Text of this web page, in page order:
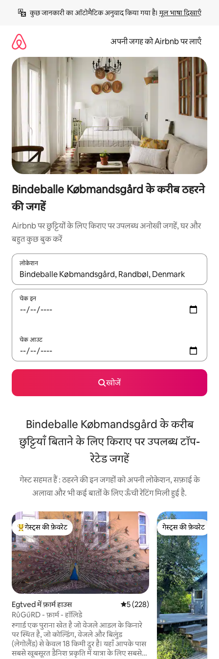
छोड़कर
कॉन्टेंट
कुछ जानकारी का ऑटोमैटिक अनुवाद किया गया है। मूल भाषा दिखाएँ
अपनी जगह को Airbnb पर लाएँ
Bindeballe Købmandsgård के करीब ठहरने
की जगहें
Airbnb पर छुट्टियों के लिए किराए पर उपलब्ध अनोखी जगहें, घर और
बहुत कुछ बुक करें
लोकेशन
नतीजों के उपलब्ध होने पर, अप और डाउन 'ऐरो की' का इस्तेमाल करके नेविगेट
चेक इन
चेक आउट
खोजें
Bindeballe Købmandsgård के करीब
छुट्टियाँ बिताने के लिए किराए पर उपलब्ध टॉप-
रेटेड जगहें
गेस्ट सहमत हैं : ठहरने की इन जगहों को अपनी लोकेशन, सफ़ाई के
अलावा और भी कई बातों के लिए ऊँची रेटिंग मिली हुई है.
गेस्ट्स का टॉप फ़ेवरेट
गेस्ट्स की फ़ेवरेट
Egtved में फ़ार्म हाउस औसत रेटिंग 5 में से 5, 228 समीक्षाएँ
5 (228)
RůGűRD - फ़ार्म - हॉलिडे
रुगार्ड एक पुराना खेत है जो वेजले आडल के किनारे
पर स्थित है, जो कोल्डिंग, वेजले और बिलुंड
(लेगोलैंड) से केवल 18 किमी दूर है। यहाँ आपके पास
सबसे खूबसूरत डैनिश प्रकृति में यात्रा के लिए सबसे
गेस्ट्स की फ़ेवरेट
गेस्ट्स की फ़ेवरेट